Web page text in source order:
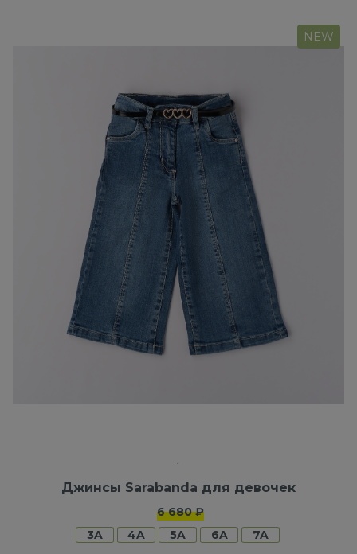
NEW
Джинсы Sarabanda для девочек
6 680 ₽
3A
4A 5A 6A 7A